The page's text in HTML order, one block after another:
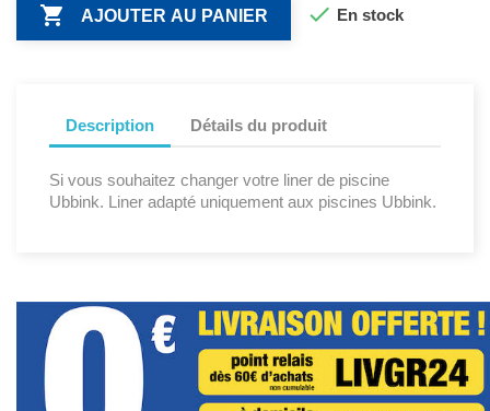
 AJOUTER AU PANIER  En stock
Description Détails du produit
Si vous souhaitez changer votre liner de piscine
Ubbink. Liner adapté uniquement aux piscines Ubbink.